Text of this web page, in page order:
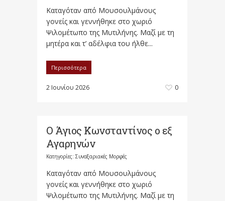
Καταγόταν από Μουσουλμάνους
γονείς και γεννήθηκε στο χωριό
Ψιλομέτωπο της Μυτιλήνης. Μαζί με τη
μητέρα και τ’ αδέλφια του ήλθε...
Περισσότερα
2 Ιουνίου 2026 0
Ο Άγιος Κωνσταντίνος ο εξ
Αγαρηνών
Κατηγορίες: Συναξαριακές Μορφές
Καταγόταν από Μουσουλμάνους
γονείς και γεννήθηκε στο χωριό
Ψιλομέτωπο της Μυτιλήνης. Μαζί με τη